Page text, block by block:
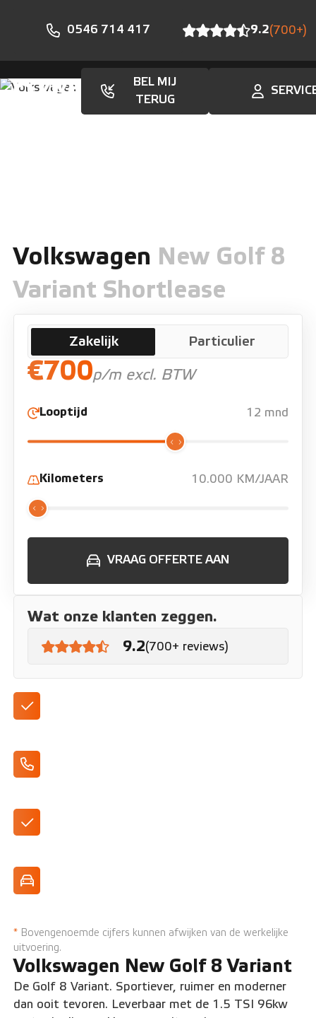
0546 714 417 9.2(700+)
BEL MIJ
TERUG
Volkswagen New Golf 8
Variant Shortlease
* Bovengenoemde cijfers kunnen afwijken van de werkelijke
uitvoering.
Volkswagen New Golf 8 Variant
De Golf 8 Variant. Sportiever, ruimer en moderner
dan ooit tevoren. Leverbaar met de 1.5 TSI 96kw
Zakelijk Particulier
€700p/m excl. BTW
Looptijd 12 mnd
Kilometers 10.000 KM/JAAR
VRAAG OFFERTE AAN
Wat onze klanten zeggen.
9.2(700+ reviews)